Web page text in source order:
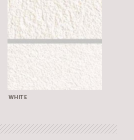
WHITE